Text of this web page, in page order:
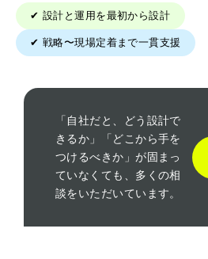
✔︎ 設計と運用を最初から設計
✔︎ 戦略〜現場定着まで一貫支援
「自社だと、どう設計で
きるか」「どこから手を
つけるべきか」が固まっ
ていなくても、多くの相
談をいただいています。